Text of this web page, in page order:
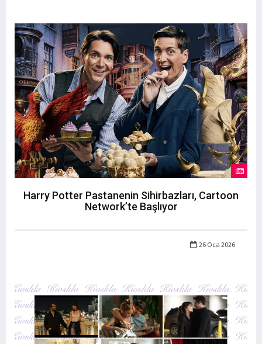
Harry Potter Pastanenin Sihirbazları, Cartoon
Network’te Başlıyor
26 Oca 2026